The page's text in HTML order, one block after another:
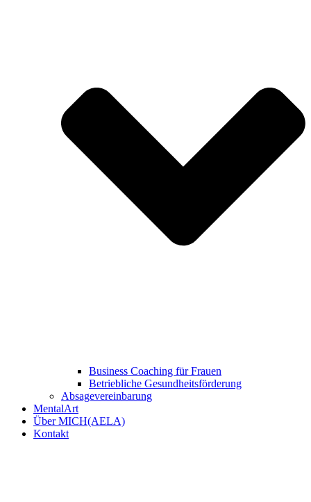
Business Coaching für Frauen
Betriebliche Gesundheitsförderung
Absagevereinbarung
MentalArt
Über MICH(AELA)
Kontakt